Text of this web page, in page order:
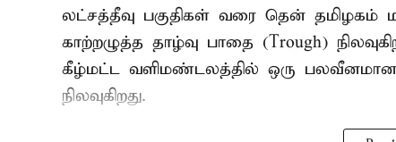
லட்சத்தீவு பகுதிகள் வரை தென் தமிழகம்
காற்றழுத்த தாழ்வு பாதை (Trough)
கீழ்மட்ட வளிமண்டலத்தில் ஒரு பலவீனமான
நிலவுகிறது.